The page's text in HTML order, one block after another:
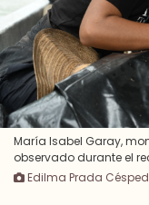
María Isabel Garay,
observado durante el
Edilma Prada